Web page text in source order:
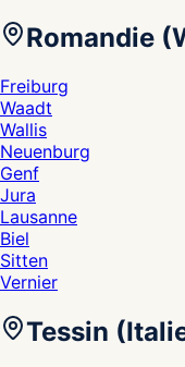
Romandie
Freiburg
Waadt
Wallis
Neuenburg
Genf
Jura
Lausanne
Biel
Sitten
Vernier
Tessin